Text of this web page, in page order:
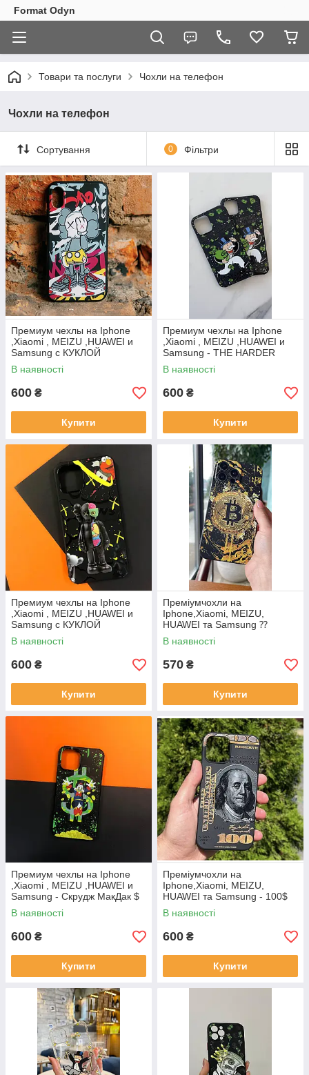
Format Odyn
Товари та послуги Чохли на телефон
Чохли на телефон
Сортування 0 Фільтри
Премиум чехлы на Iphone
,Xiaomi , MEIZU ,HUAWEI и
Samsung с КУКЛОЙ
В наявності
600 ₴
Купити
Премиум чехлы на Iphone
,Xiaomi , MEIZU ,HUAWEI и
Samsung - THE HARDER
YOU WORK
В наявності
600 ₴
Купити
Премиум чехлы на Iphone
,Xiaomi , MEIZU ,HUAWEI и
Samsung с КУКЛОЙ
В наявності
600 ₴
Купити
Преміумчохли на
Iphone,Xiaomi, MEIZU,
HUAWEI та Samsung ⁇
ЧЕХОЛ BITCOIN
В наявності
570 ₴
Купити
Премиум чехлы на Iphone
,Xiaomi , MEIZU ,HUAWEI и
Samsung - Скрудж МакДак $
В наявності
600 ₴
Купити
Преміумчохли на
Iphone,Xiaomi, MEIZU,
HUAWEI та Samsung - 100$
FRANKLIN
В наявності
600 ₴
Купити